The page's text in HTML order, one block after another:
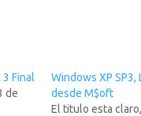
Final
de
Windows XP SP3,
desde M$oft
El titulo esta